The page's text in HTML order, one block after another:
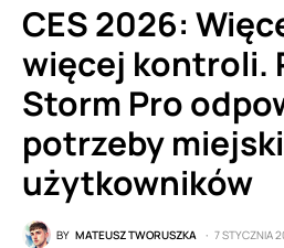
CES 2026:
więcej kontroli.
Storm Pro
potrzeby
użytkowników
BY MATEUSZ TWORUSZKA 7 STYCZNIA